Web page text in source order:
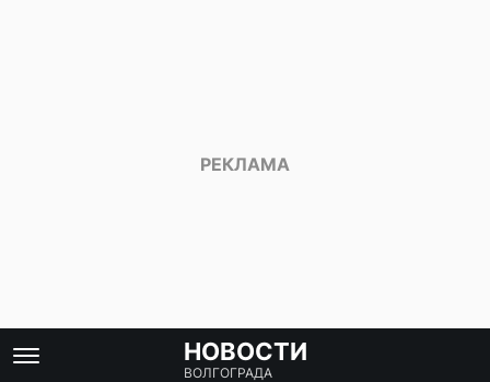
НОВОСТИ
ВОЛГОГРАДА